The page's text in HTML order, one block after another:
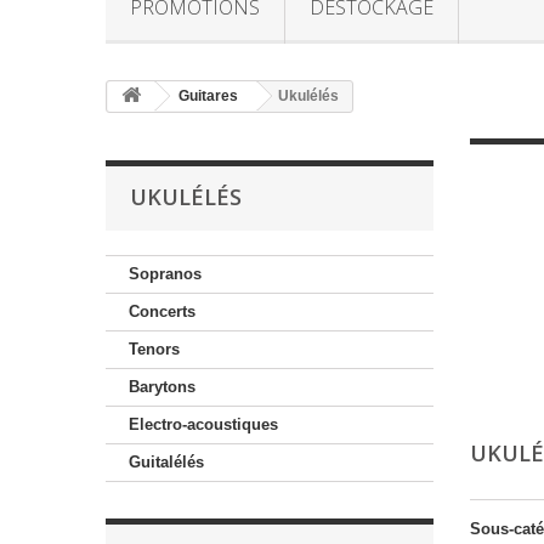
PROMOTIONS DESTOCKAGE
Guitares Ukulélés
UKULÉLÉS
Sopranos
Concerts
Tenors
Barytons
Electro-acoustiques
Guitalélés
Sous-